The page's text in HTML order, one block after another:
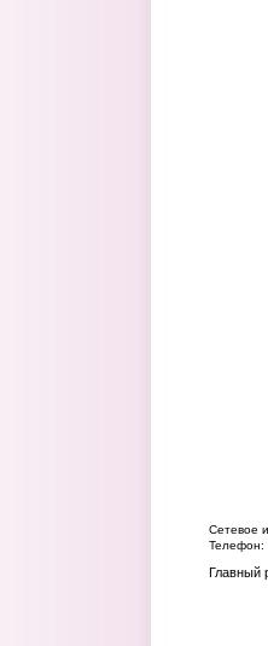
Сетевое
Телефон:
Главный